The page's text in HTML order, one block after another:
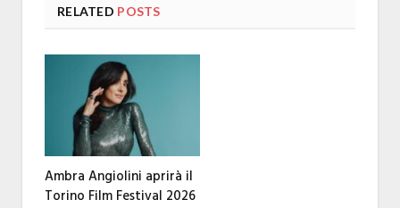
RELATED POSTS
Ambra Angiolini aprirà il
Torino Film Festival 2026